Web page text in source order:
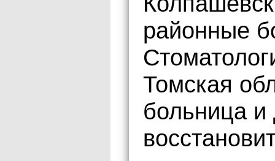
районные
Томская
больница и